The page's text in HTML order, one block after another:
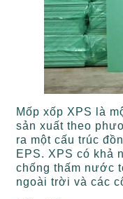
Mốp xốp XPS là
sản xuất theo
ra một cấu trúc
EPS. XPS có khả
chống thấm nước
ngoài trời và các